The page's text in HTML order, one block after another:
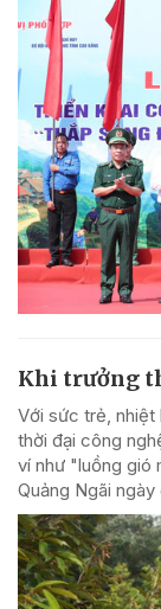
Khi trưởng
Với sức trẻ, nhiệt
thời đại công
ví như "luồng gió
Quảng Ngãi